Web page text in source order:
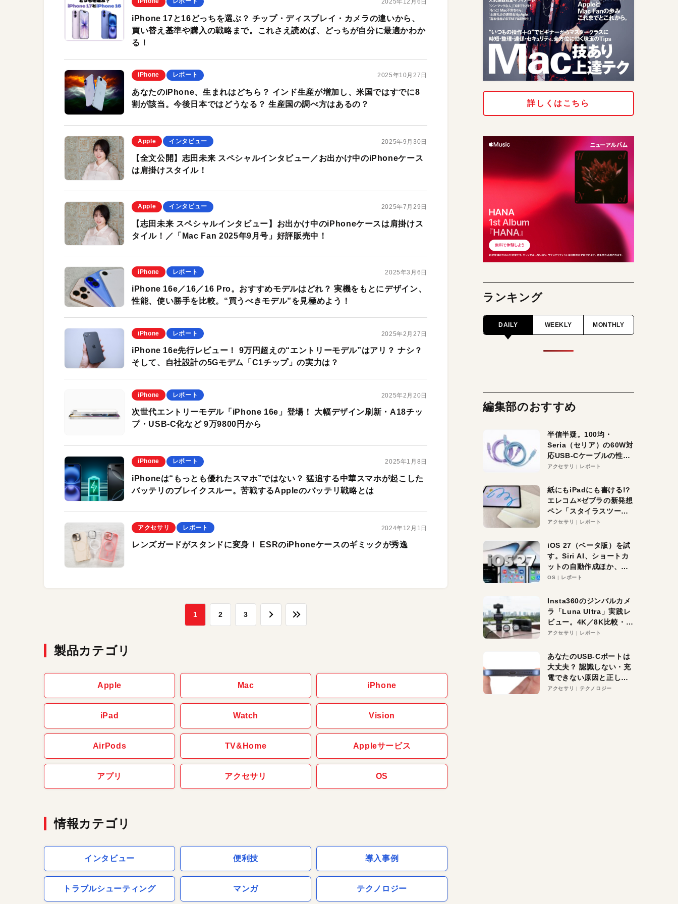
2025年12月6日
iPhone 17と16どっちを選ぶ？ チップ・ディスプレイ・カメラの違いから、
買い替え基準や購入の戦略まで。これさえ読めば、どっちが自分に最適かわか
る！
iPhone レポート 2025年10月27日
あなたのiPhone、生まれはどちら？ インド生産が増加し、米国ではすでに8
割が該当。今後日本ではどうなる？ 生産国の調べ方はあるの？
Apple インタビュー 2025年9月30日
【全文公開】志田未来 スペシャルインタビュー／お出かけ中のiPhoneケース
は肩掛けスタイル！
Apple インタビュー 2025年7月29日
【志田未来 スペシャルインタビュー】お出かけ中のiPhoneケースは肩掛けス
タイル！／「Mac Fan 2025年9月号」好評販売中！
iPhone レポート 2025年3月6日
iPhone 16e／16／16 Pro。おすすめモデルはどれ？ 実機をもとにデザイン、
性能、使い勝手を比較。“買うべきモデル”を見極めよう！
iPhone レポート 2025年2月27日
iPhone 16e先行レビュー！ 9万円超えの“エントリーモデル”はアリ？ ナシ？
そして、自社設計の5Gモデム「C1チップ」の実力は？
iPhone レポート 2025年2月20日
次世代エントリーモデル「iPhone 16e」登場！ 大幅デザイン刷新・A18チッ
プ・USB-C化など 9万9800円から
iPhone レポート 2025年1月8日
iPhoneは“もっとも優れたスマホ”ではない？ 猛追する中華スマホが起こした
バッテリのブレイクスルー。苦戦するAppleのバッテリ戦略とは
アクセサリ レポート 2024年12月1日
レンズガードがスタンドに変身！ ESRのiPhoneケースのギミックが秀逸
1 2 3
製品カテゴリ
Apple Mac iPhone
iPad Watch Vision
AirPods TV&Home Appleサービス
アプリ アクセサリ OS
情報カテゴリ
インタビュー 便利技 導入事例
トラブルシューティング マンガ テクノロジー
詳しくはこちら
ランキング
DAILY WEEKLY MONTHLY
編集部のおすすめ
半信半疑。100均・
Seria（セリア）の60W対
応USB-Cケーブルの性能
を検証。超コスパの1本を
アクセサリ レポート
紙にもiPadにも書ける!?
エレコム×ゼブラの新発想
ペン「スタイラスツーウ
ェイ」レビュー。持ち替
アクセサリ レポート
iOS 27（ベータ版）を試
す。Siri AI、ショートカ
ットの自動作成ほか、期
待大の便利機能5選。
る未来はすぐそこ！
OS レポート
Insta360のジンバルカメ
ラ「Luna Ultra」実践レ
ビュー。4K／8K比較・ズ
ーム・夜間撮影をチェッ
アクセサリ レポート
あなたのUSB-Cポートは
大丈夫？ 認識しない・充
電できない原因と正しい
対策
アクセサリ テクノロジー